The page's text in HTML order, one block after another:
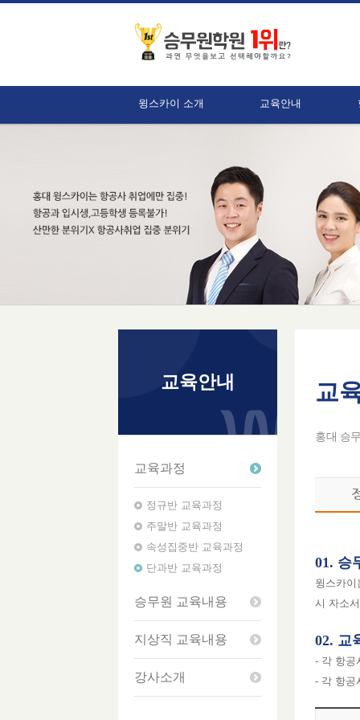
윙스카이 소개 교육안내
교육안내
교육과정
정규반 교육과정
주말반 교육과정
속성집중반 교육과정
단과반 교육과정
승무원 교육내용
지상직 교육내용
강사소개
교
홍대 승
01. 승
윙스카
시 자소
02. 교
- 각 항공
- 각 항공